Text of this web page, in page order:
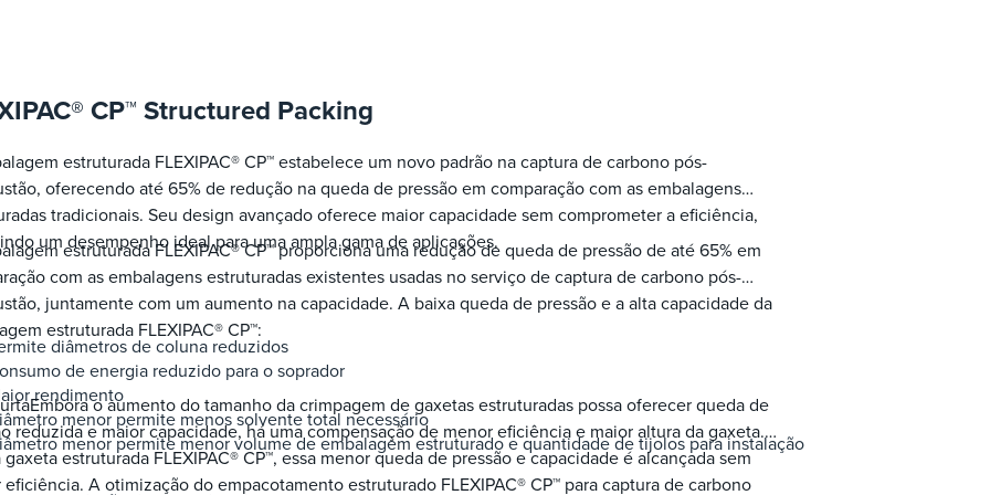
CP™ Structured Packing
estruturada FLEXIPAC® CP™ estabelece um novo padrão na captura de carbono pós-
oferecendo até 65% de redução na queda de pressão em comparação com as embalagens
tradicionais. Seu design avançado oferece maior capacidade sem comprometer a eficiência,
um desempenho ideal para uma ampla gama de aplicações.
estruturada FLEXIPAC® CP™ proporciona uma redução de queda de pressão de até 65% em
com as embalagens estruturadas existentes usadas no serviço de captura de carbono pós-
juntamente com um aumento na capacidade. A baixa queda de pressão e a alta capacidade da
estruturada FLEXIPAC® CP™:
diâmetros de coluna reduzidos
de energia reduzido para o soprador
rendimento
menor permite menos solvente total necessário
menor permite menor volume de embalagem estruturado e quantidade de tijolos para instalação
o aumento do tamanho da crimpagem de gaxetas estruturadas possa oferecer queda de
reduzida e maior capacidade, há uma compensação de menor eficiência e maior altura da gaxeta.
gaxeta estruturada FLEXIPAC® CP™, essa menor queda de pressão e capacidade é alcançada sem
eficiência. A otimização do empacotamento estruturado FLEXIPAC® CP™ para captura de carbono